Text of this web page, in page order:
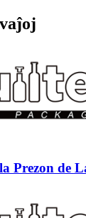
Prezon de